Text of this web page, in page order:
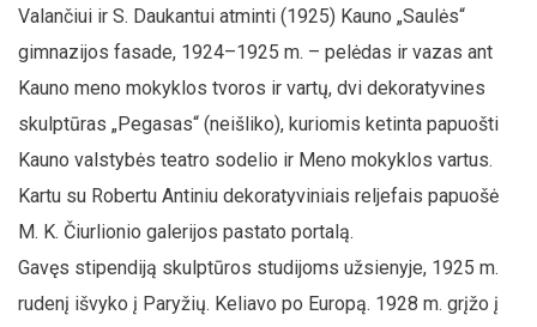
Valančiui ir S. Daukantui atminti (1925) Kauno „Saulės“
gimnazijos fasade, 1924–1925 m. – pelėdas ir vazas ant
Kauno meno mokyklos tvoros ir vartų, dvi dekoratyvines
skulptūras „Pegasas“ (neišliko), kuriomis ketinta papuošti
Kauno valstybės teatro sodelio ir Meno mokyklos vartus.
Kartu su Robertu Antiniu dekoratyviniais reljefais papuošė
M. K. Čiurlionio galerijos pastato portalą.
Gavęs stipendiją skulptūros studijoms užsienyje, 1925 m.
rudenį išvyko į Paryžių. Keliavo po Europą. 1928 m. grįžo į